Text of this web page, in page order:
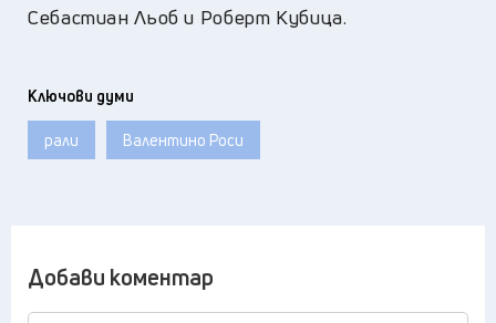
Себастиан Льоб и Роберт Кубица.
Ключови думи
рали Валентино Роси
Добави коментар